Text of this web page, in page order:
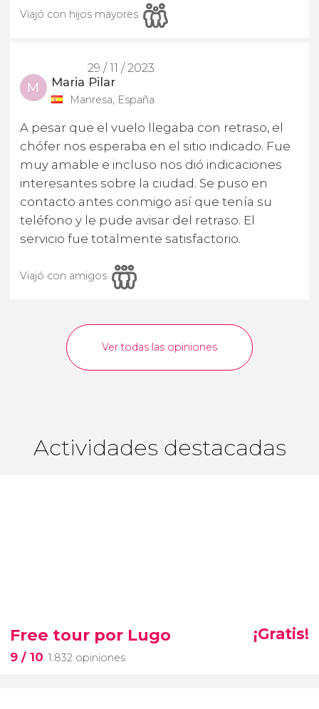
Viajó con hijos mayores
29 / 11 / 2023
M Maria Pilar
Manresa, España
A pesar que el vuelo llegaba con retraso, el
chófer nos esperaba en el sitio indicado. Fue
muy amable e incluso nos dió indicaciones
interesantes sobre la ciudad. Se puso en
contacto antes conmigo así que tenía su
teléfono y le pude avisar del retraso. El
servicio fue totalmente satisfactorio.
Viajó con amigos
Ver todas las opiniones
Actividades destacadas
Free tour por Lugo
9 / 10 1.832 opiniones
¡Gratis!